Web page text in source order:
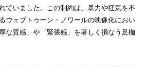
ていました。この制約は、暴力や狂気を不
ウェブトゥーン・ノワールの映像化におい
な質感」や「緊張感」を著しく損なう足枷